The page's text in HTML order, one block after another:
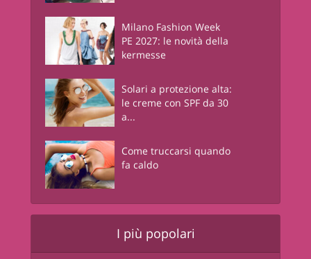
Milano Fashion Week
PE 2027: le novità della
kermesse
Solari a protezione alta:
le creme con SPF da 30
a...
Come truccarsi quando
fa caldo
I più popolari